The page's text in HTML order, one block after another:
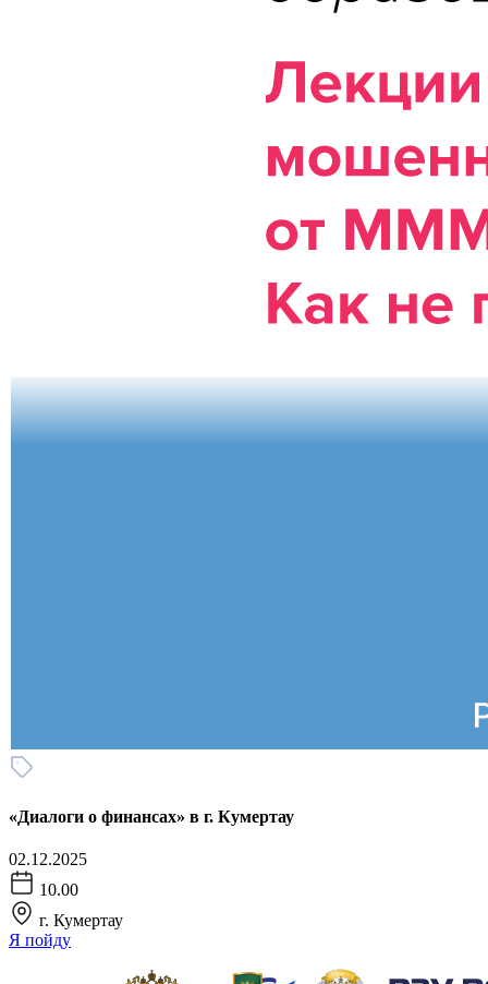
«Диалоги о финансах» в г. Кумертау
02.12.2025
10.00
г. Кумертау
Я пойду